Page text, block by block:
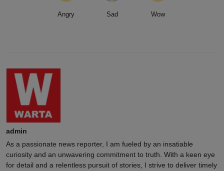
Angry Sad Wow
admin
As a passionate news reporter, I am fueled by an insatiable
curiosity and an unwavering commitment to truth. With a keen eye
for detail and a relentless pursuit of stories, I strive to deliver timely